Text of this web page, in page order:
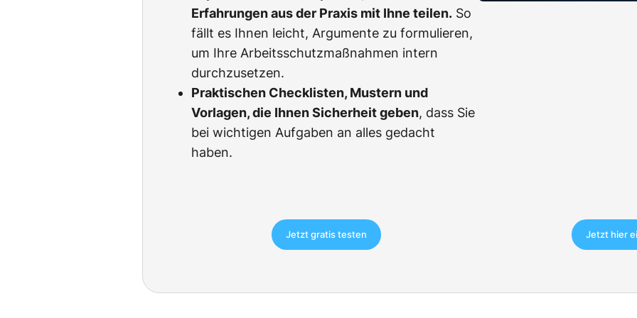
Erfahrungen aus der Praxis mit Ihne teilen. So
fällt es Ihnen leicht, Argumente zu formulieren,
um Ihre Arbeitsschutzmaßnahmen intern
durchzusetzen.
Praktischen Checklisten, Mustern und
Vorlagen, die Ihnen Sicherheit geben, dass Sie
bei wichtigen Aufgaben an alles gedacht
haben.
Jetzt gratis testen Jetzt hier